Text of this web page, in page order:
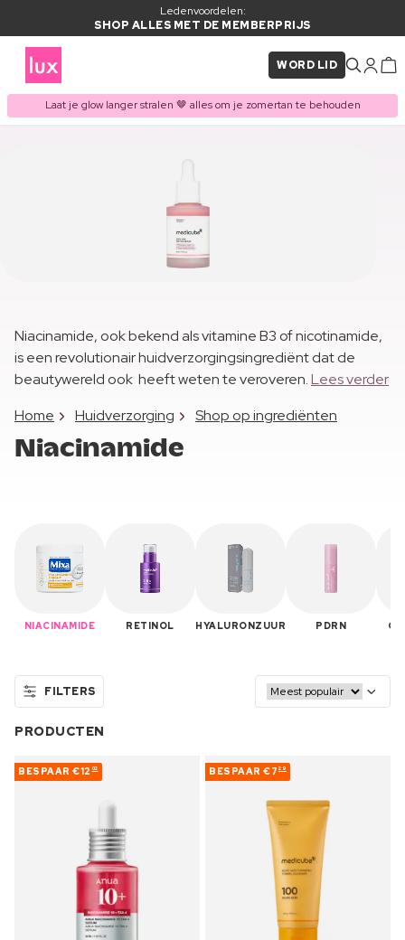
Ledenvoordelen:
SHOP ALLES MET DE MEMBERPRIJS
WORD LID
Laat je glow langer stralen 🤎 alles om je zomertan te behouden
Niacinamide, ook bekend als vitamine B3 of nicotinamide,
is een revolutionair huidverzorgingsingrediënt dat de
beautywereld ook heeft weten te veroveren.Lees verder
Home
Huidverzorging Shop op ingrediënten
Niacinamide
NIACINAMIDE RETINOL HYALURONZUUR PDRN
FILTERS
PRODUCTEN
BESPAAR €12 02 BESPAAR €7 29